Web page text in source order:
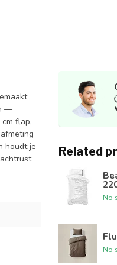
—
flap,
houdt je
Related
No
No